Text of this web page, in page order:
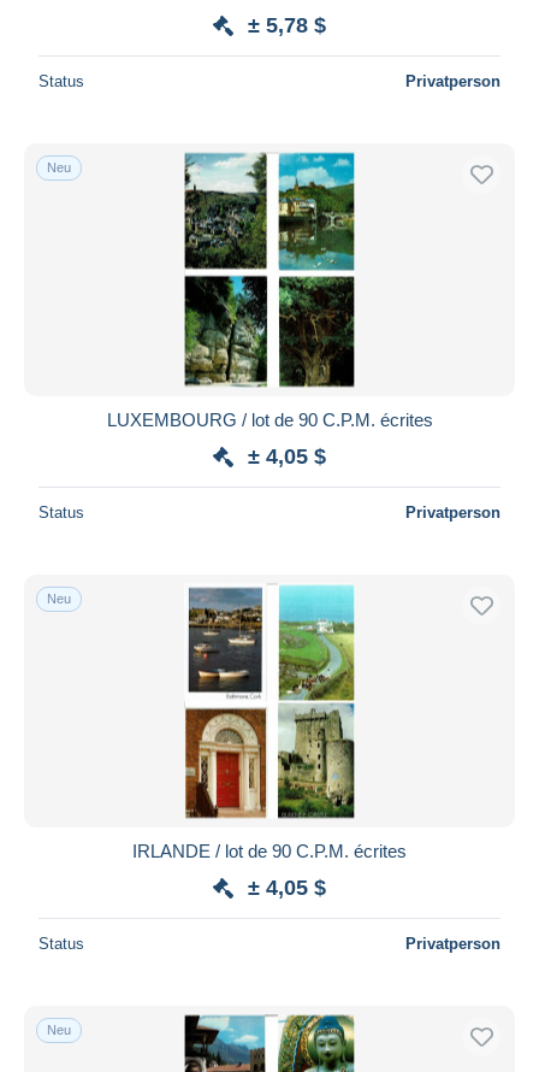
± 5,78 $
Status Privatperson
Neu
LUXEMBOURG / lot de 90 C.P.M. écrites
± 4,05 $
Status Privatperson
Neu
IRLANDE / lot de 90 C.P.M. écrites
± 4,05 $
Status Privatperson
Neu